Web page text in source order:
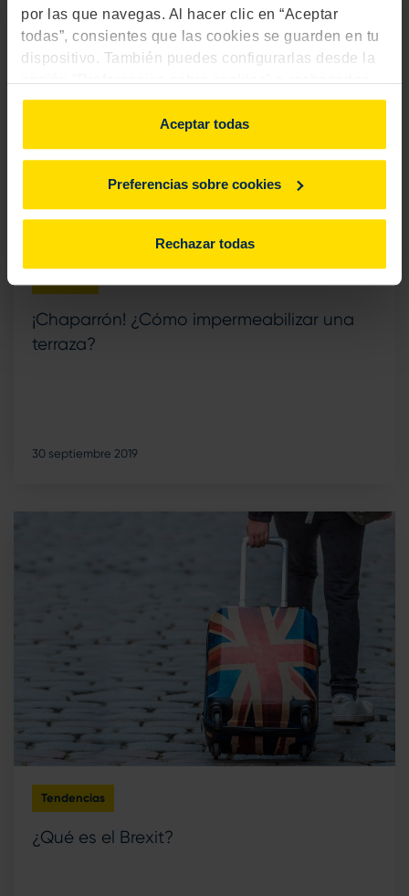
por las que navegas. Al hacer clic en “Aceptar
todas”, consientes que las cookies se guarden en tu
dispositivo. También puedes configurarlas desde la
opción "Preferencias sobre cookies" o rechazarlas.
Para más información, consultaaquí.
Aceptar todas
Preferencias sobre cookies
Rechazar todas
¡Chaparrón! ¿Cómo impermeabilizar una
terraza?
30 septiembre 2019
Tendencias
¿Qué es el Brexit?